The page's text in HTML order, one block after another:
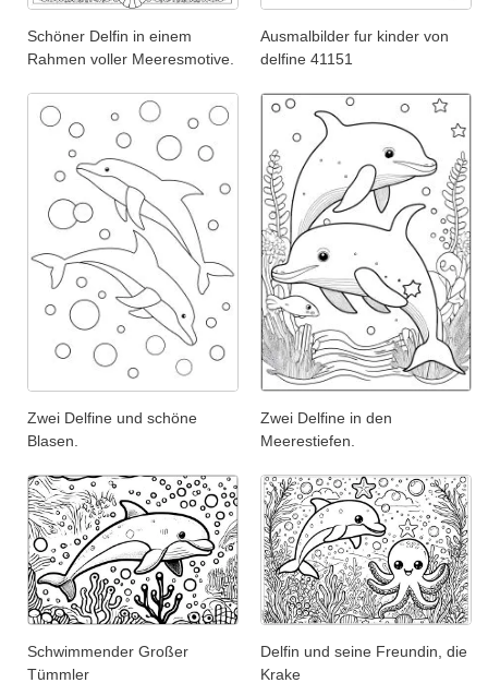
Schöner Delfin in einem
Rahmen voller Meeresmotive.
Ausmalbilder fur kinder von
delfine 41151
Zwei Delfine und schöne
Blasen.
Zwei Delfine in den
Meerestiefen.
Schwimmender Großer
Tümmler
Delfin und seine Freundin, die
Krake